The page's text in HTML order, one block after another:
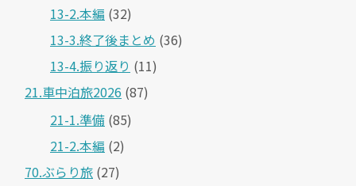
13-2.本編 (32)
13-3.終了後まとめ (36)
13-4.振り返り (11)
21.車中泊旅2026 (87)
21-1.準備 (85)
21-2.本編 (2)
70.ぶらり旅 (27)